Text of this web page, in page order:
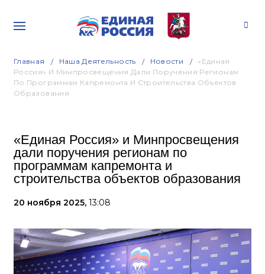
Главная Наша Деятельность Новости
«Единая
Россия» И Минпросвещения Дали Поручения Регионам
По Программам Капремонта И Строительства Объектов
Образования
«Единая Россия» и Минпросвещения
дали поручения регионам по
программам капремонта и
строительства объектов образования
20 ноября 2025, 13:08